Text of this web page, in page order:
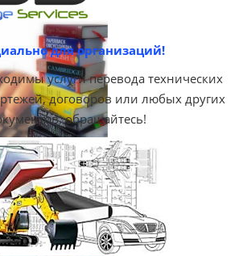
для организаций!
услуги перевода технических
договоров или любых других
обращайтесь!